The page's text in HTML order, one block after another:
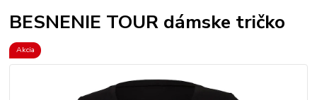
BESNENIE TOUR dámske tričko
Akcia